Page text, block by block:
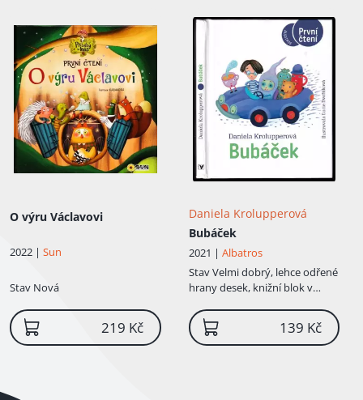
O výru Václavovi
2022 | Sun
Stav Nová
219 Kč
Daniela Krolupperová
Bubáček
2021 | Albatros
StavVelmi dobrý, lehce odřené
hrany desek, knižní blok v
139 Kč